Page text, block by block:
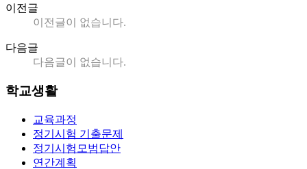
이전글
이전글이 없습니다.
다음글
다음글이 없습니다.
학교생활
교육과정
정기시험 기출문제
정기시험모범답안
연간계획